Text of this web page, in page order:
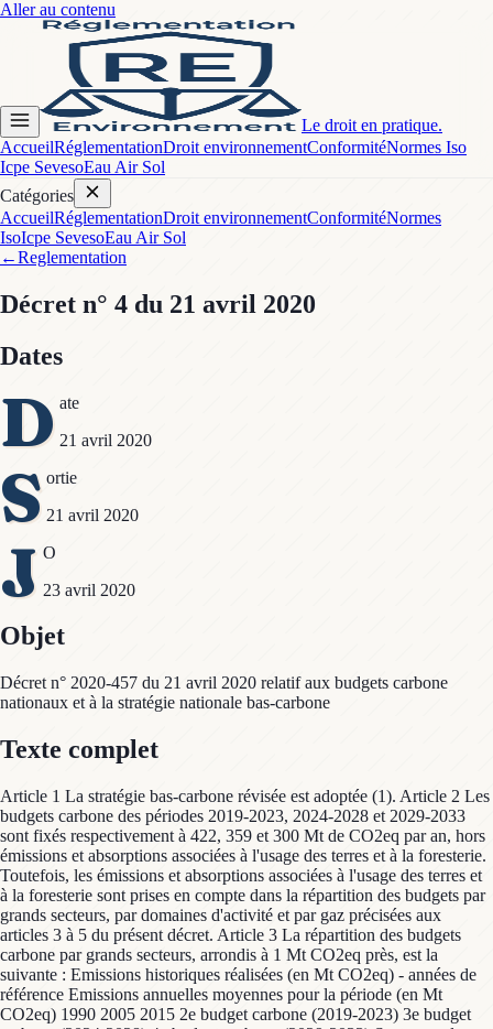
Aller au contenu
Le droit en pratique.
AccueilRéglementationDroit environnementConformitéNormes Iso
Icpe SevesoEau Air Sol
Catégories
AccueilRéglementationDroit environnementConformitéNormes
IsoIcpe SevesoEau Air Sol
←Reglementation
Décret n° 4 du 21 avril 2020
Dates
D ate
21 avril 2020
S ortie
21 avril 2020
J O
23 avril 2020
Objet
Décret n° 2020-457 du 21 avril 2020 relatif aux budgets carbone
nationaux et à la stratégie nationale bas-carbone
Texte complet
Article 1 La stratégie bas-carbone révisée est adoptée (1). Article 2 Les
budgets carbone des périodes 2019-2023, 2024-2028 et 2029-2033
sont fixés respectivement à 422, 359 et 300 Mt de CO2eq par an, hors
émissions et absorptions associées à l'usage des terres et à la foresterie.
Toutefois, les émissions et absorptions associées à l'usage des terres et
à la foresterie sont prises en compte dans la répartition des budgets par
grands secteurs, par domaines d'activité et par gaz précisées aux
articles 3 à 5 du présent décret. Article 3 La répartition des budgets
carbone par grands secteurs, arrondis à 1 Mt CO2eq près, est la
suivante : Emissions historiques réalisées (en Mt CO2eq) - années de
référence Emissions annuelles moyennes pour la période (en Mt
CO2eq) 1990 2005 2015 2e budget carbone (2019-2023) 3e budget